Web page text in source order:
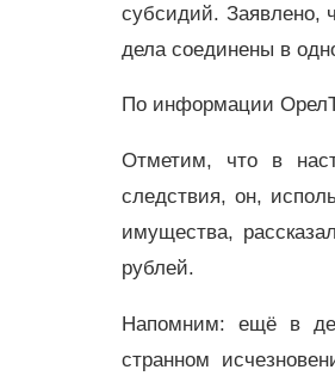
субсидий. Заявлено,
дела соединены в
По информации
Отметим, что в
следствия, он,
имущества,
рублей.
Напомним: ещё в
странном